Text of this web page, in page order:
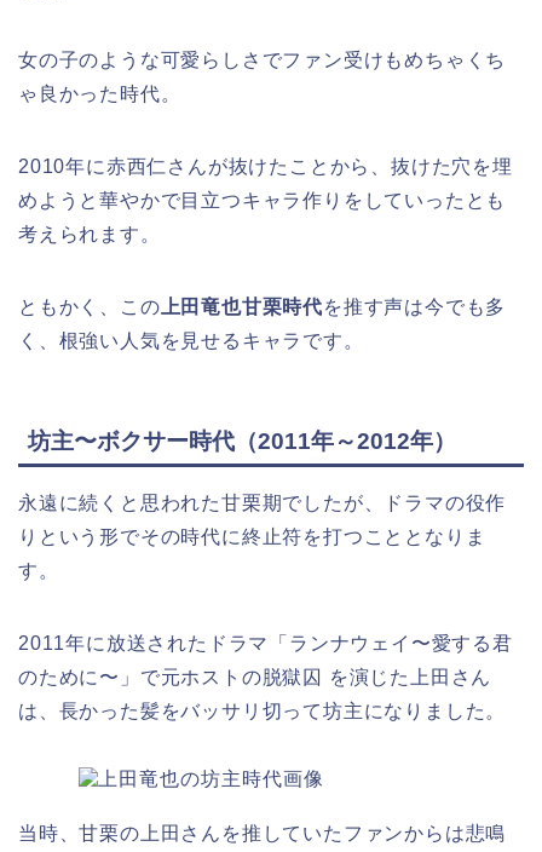
女の子のような可愛らしさでファン受けもめちゃくち
ゃ良かった時代。
2010年に赤西仁さんが抜けたことから、抜けた穴を埋
めようと華やかで目立つキャラ作りをしていったとも
考えられます。
ともかく、この 上田竜也甘栗時代を推す声は今でも多
く、根強い人気を見せるキャラです。
坊主〜ボクサー時代（2011年～2012年）
永遠に続くと思われた甘栗期でしたが、ドラマの役作
りという形でその時代に終止符を打つこととなりま
す。
2011年に放送されたドラマ「ランナウェイ〜愛する君
のために〜」で元ホストの脱獄囚 を演じた上田さん
は、長かった髪をバッサリ切って坊主になりました。
当時、甘栗の上田さんを推していたファンからは悲鳴